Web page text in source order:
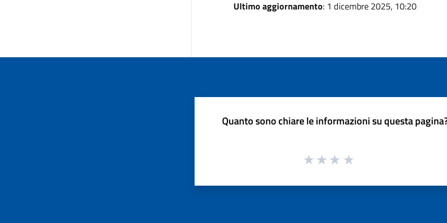
Ultimo aggiornamento: 1 dicembre 2025, 10:20
Quanto sono chiare le informazioni su questa